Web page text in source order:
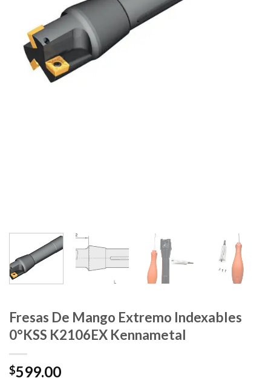
Fresas De Mango Extremo Indexables
0°KSS K2106EX Kennametal
$599.00